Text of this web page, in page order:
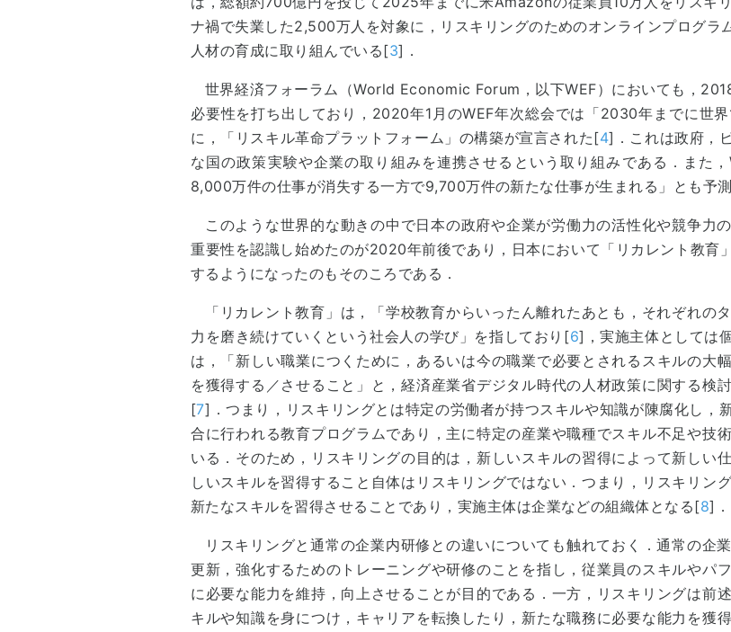
ナ禍で失業した2,500万人を対象に，リスキリングのためのオンラインプログラ
人材の育成に取り組んでいる[3]．
世界経済フォーラム（World Economic Forum，以下WEF）においても，
必要性を打ち出しており，2020年1月のWEF年次総会では「2030年までに世
に，「リスキル革命プラットフォーム」の構築が宣言された[4]．これは政府，
な国の政策実験や企業の取り組みを連携させるという取り組みである．また
8,000万件の仕事が消失する一方で9,700万件の新たな仕事が生まれる」とも予
このような世界的な動きの中で日本の政府や企業が労働力の活性化や競争力
重要性を認識し始めたのが2020年前後であり，日本において「リカレント教育
するようになったのもそのころである．
「リカレント教育」は，「学校教育からいったん離れたあとも，それぞれの
力を磨き続けていくという社会人の学び」を指しており[6]，実施主体としては
は，「新しい職業につくために，あるいは今の職業で必要とされるスキルの大
を獲得する／させること」と，経済産業省デジタル時代の人材政策に関する検
[7]．つまり，リスキリングとは特定の労働者が持つスキルや知識が陳腐化し，
合に行われる教育プログラムであり，主に特定の産業や職種でスキル不足や技
いる．そのため，リスキリングの目的は，新しいスキルの習得によって新しい
しいスキルを習得すること自体はリスキリングではない．つまり，リスキリン
新たなスキルを習得させることであり，実施主体は企業などの組織体となる[8]．
リスキリングと通常の企業内研修との違いについても触れておく．通常の企
更新，強化するためのトレーニングや研修のことを指し，従業員のスキルやパ
に必要な能力を維持，向上させることが目的である．一方，リスキリングは前
キルや知識を身につけ，キャリアを転換したり，新たな職務に必要な能力を獲